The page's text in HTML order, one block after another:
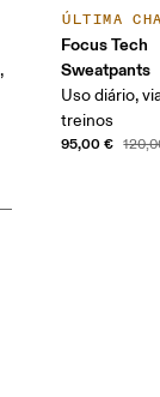
ÚLTIMA
Focus Tech
Sweatpants
Uso diário,
treinos
95,00 €